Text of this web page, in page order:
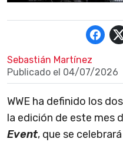
Sebastián Martínez
Publicado el 04/07/2026
WWE ha definido los
la edición de este mes
Event, que se